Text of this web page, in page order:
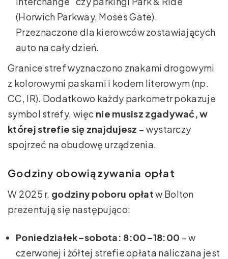
(Horwich Parkway, Moses Gate).
Przeznaczone dla kierowców zostawiających
auto na cały dzień.
Granice stref wyznaczono znakami drogowymi
z kolorowymi paskami i kodem literowym (np.
CC, IR). Dodatkowo każdy parkometr pokazuje
symbol strefy, więc nie musisz zgadywać, w
której strefie się znajdujesz – wystarczy
spojrzeć na obudowę urządzenia.
Godziny obowiązywania opłat
W 2025 r. godziny poboru opłatw Bolton
prezentują się następująco:
Poniedziałek–sobota: 8:00–18:00 – w
czerwonej i żółtej strefie opłata naliczana jest